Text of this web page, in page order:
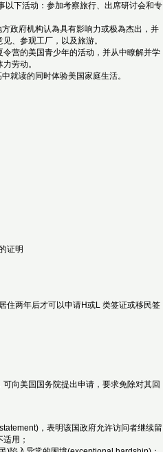
以下活动：参加考察旅行、出席研讨会和专
政府机构认為具有影响力或极為杰出，并
、参观工厂，以及旅游。
营的美国青少年的活动，并从中瞭解并学
劳动。
就读的同时体验美国家庭生活。
证明
住两年后才可以申请H或L 类签证或移民签
医科
向美国国务院提出申请，要求免除对其回
，表明该国政府允许访问者继续留
用；